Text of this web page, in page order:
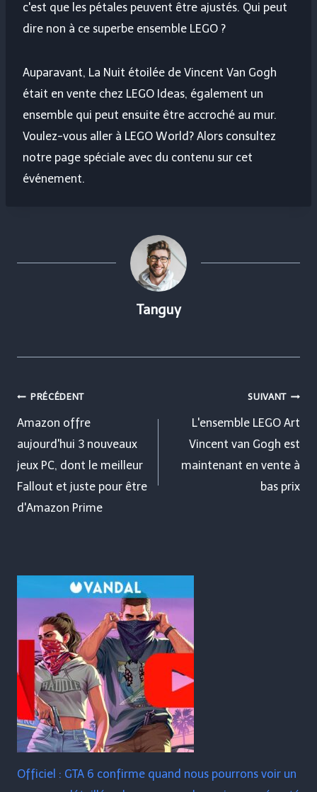
c'est que les pétales peuvent être ajustés. Qui peut
dire non à ce superbe ensemble LEGO ?
Auparavant, La Nuit étoilée de Vincent Van Gogh
était en vente chez LEGO Ideas, également un
ensemble qui peut ensuite être accroché au mur.
Voulez-vous aller à LEGO World? Alors consultez
notre page spéciale avec du contenu sur cet
événement.
Tanguy
Navigation
de
l’article
PRÉCÉDENT
Amazon offre
aujourd'hui 3 nouveaux
jeux PC, dont le meilleur
Fallout et juste pour être
d'Amazon Prime
SUIVANT
L'ensemble LEGO Art
Vincent van Gogh est
maintenant en vente à
bas prix
Officiel : GTA 6 confirme quand nous pourrons voir un